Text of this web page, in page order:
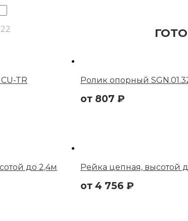
TR Ролик опорный
от 807₽
до 2,4м Рейка цепная, высотой
от4 756₽